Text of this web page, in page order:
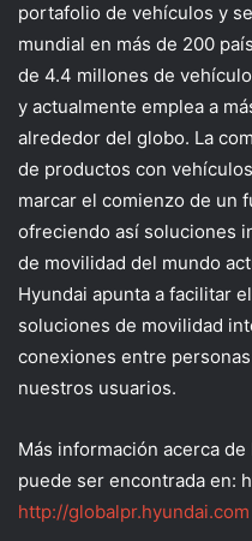
portafolio de vehículos y
mundial en más de 200
de 4.4 millones de
y actualmente emplea a
alrededor del globo. La
de productos con
marcar el comienzo de un
ofreciendo así soluciones
de movilidad del mundo
Hyundai apunta a facilitar
soluciones de movilidad
conexiones entre
nuestros usuarios.
Más información acerca
puede ser encontrada en:
http://globalpr.hyundai.com